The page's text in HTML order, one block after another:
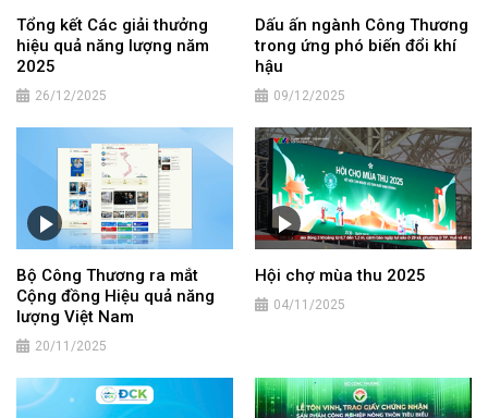
Tổng kết Các giải thưởng
hiệu quả năng lượng năm
2025
26/12/2025
Dấu ấn ngành Công Thương
trong ứng phó biến đổi khí
hậu
09/12/2025
Bộ Công Thương ra mắt
Cộng đồng Hiệu quả năng
lượng Việt Nam
20/11/2025
Hội chợ mùa thu 2025
04/11/2025